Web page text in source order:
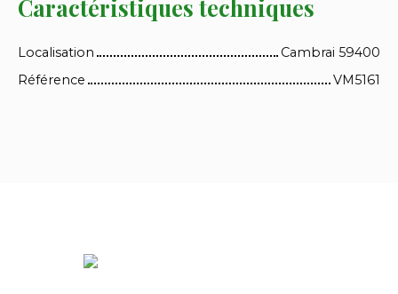
Caractéristiques techniques
Localisation
Cambrai 59400
Référence
VM5161